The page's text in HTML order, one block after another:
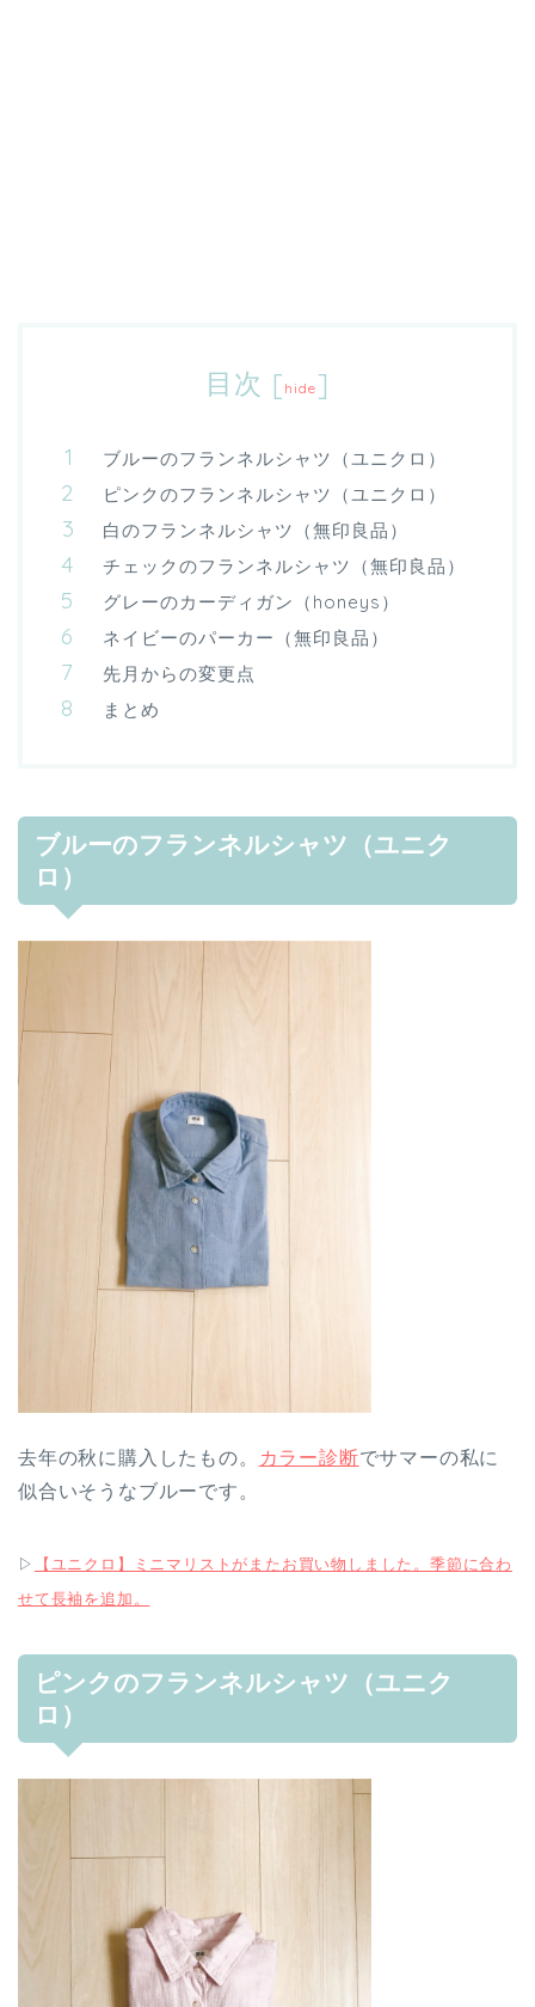
目次 [ hide]
ブルーのフランネルシャツ（ユニクロ）
ピンクのフランネルシャツ（ユニクロ）
白のフランネルシャツ（無印良品）
チェックのフランネルシャツ（無印良品）
グレーのカーディガン（honeys）
ネイビーのパーカー（無印良品）
先月からの変更点
まとめ
ブルーのフランネルシャツ（ユニク
ロ）
去年の秋に購入したもの。 カラー診断でサマーの私に
似合いそうなブルーです。
▷
【ユニクロ】ミニマリストがまたお買い物しました。季節に合わ
せて長袖を追加。
ピンクのフランネルシャツ（ユニク
ロ）